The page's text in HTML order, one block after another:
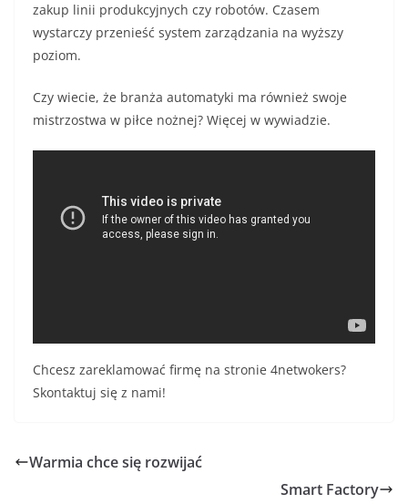
zakup linii produkcyjnych czy robotów. Czasem
wystarczy przenieść system zarządzania na wyższy
poziom.
Czy wiecie, że branża automatyki ma również swoje
mistrzostwa w piłce nożnej? Więcej w wywiadzie.
Chcesz zareklamować firmę na stronie 4netwokers?
Skontaktuj się z nami!
Warmia chce się rozwijać
Smart Factory